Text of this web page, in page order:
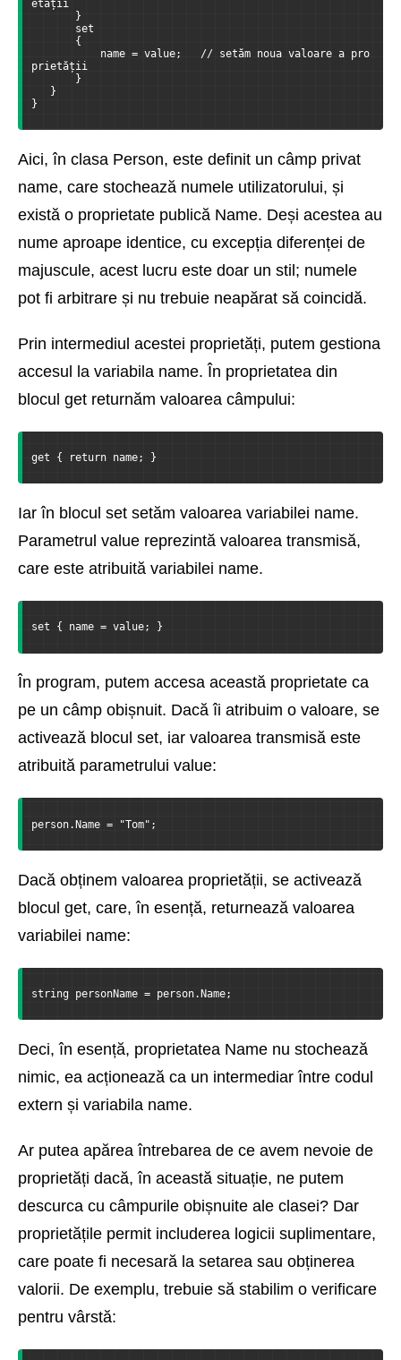
etății
}
set
{
name = value;   // setăm noua valoare a pro
prietății
}
}
}
Aici, în clasa Person, este definit un câmp privat
name, care stochează numele utilizatorului, și
există o proprietate publică Name. Deși acestea au
nume aproape identice, cu excepția diferenței de
majuscule, acest lucru este doar un stil; numele
pot fi arbitrare și nu trebuie neapărat să coincidă.
Prin intermediul acestei proprietăți, putem gestiona
accesul la variabila name. În proprietatea din
blocul get returnăm valoarea câmpului:
get { return name; }
Iar în blocul set setăm valoarea variabilei name.
Parametrul value reprezintă valoarea transmisă,
care este atribuită variabilei name.
set { name = value; }
În program, putem accesa această proprietate ca
pe un câmp obișnuit. Dacă îi atribuim o valoare, se
activează blocul set, iar valoarea transmisă este
atribuită parametrului value:
person.Name = "Tom";
Dacă obținem valoarea proprietății, se activează
blocul get, care, în esență, returnează valoarea
variabilei name:
string personName = person.Name;
Deci, în esență, proprietatea Name nu stochează
nimic, ea acționează ca un intermediar între codul
extern și variabila name.
Ar putea apărea întrebarea de ce avem nevoie de
proprietăți dacă, în această situație, ne putem
descurca cu câmpurile obișnuite ale clasei? Dar
proprietățile permit includerea logicii suplimentare,
care poate fi necesară la setarea sau obținerea
valorii. De exemplu, trebuie să stabilim o verificare
pentru vârstă: